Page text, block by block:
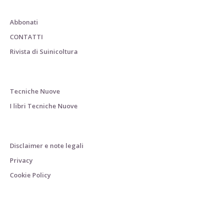
Abbonati
CONTATTI
Rivista di Suinicoltura
Tecniche Nuove
I libri Tecniche Nuove
Disclaimer e note legali
Privacy
Cookie Policy